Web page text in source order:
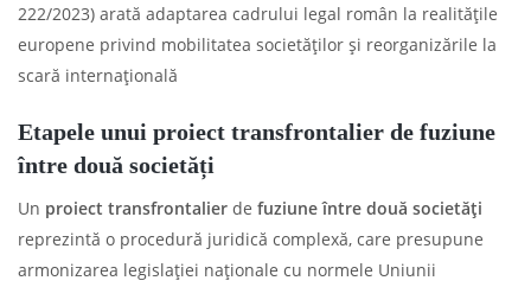
222/2023) arată adaptarea cadrului legal român la realitățile
europene privind mobilitatea societăților și reorganizările la
scară internațională
Etapele unui proiect transfrontalier de fuziune
între două societăți
Un proiect transfrontalier de fuziune între două societăți
reprezintă o procedură juridică complexă, care presupune
armonizarea legislației naționale cu normele Uniunii